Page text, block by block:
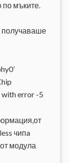
по мъките.
получаваше
error -5
чипa
модула